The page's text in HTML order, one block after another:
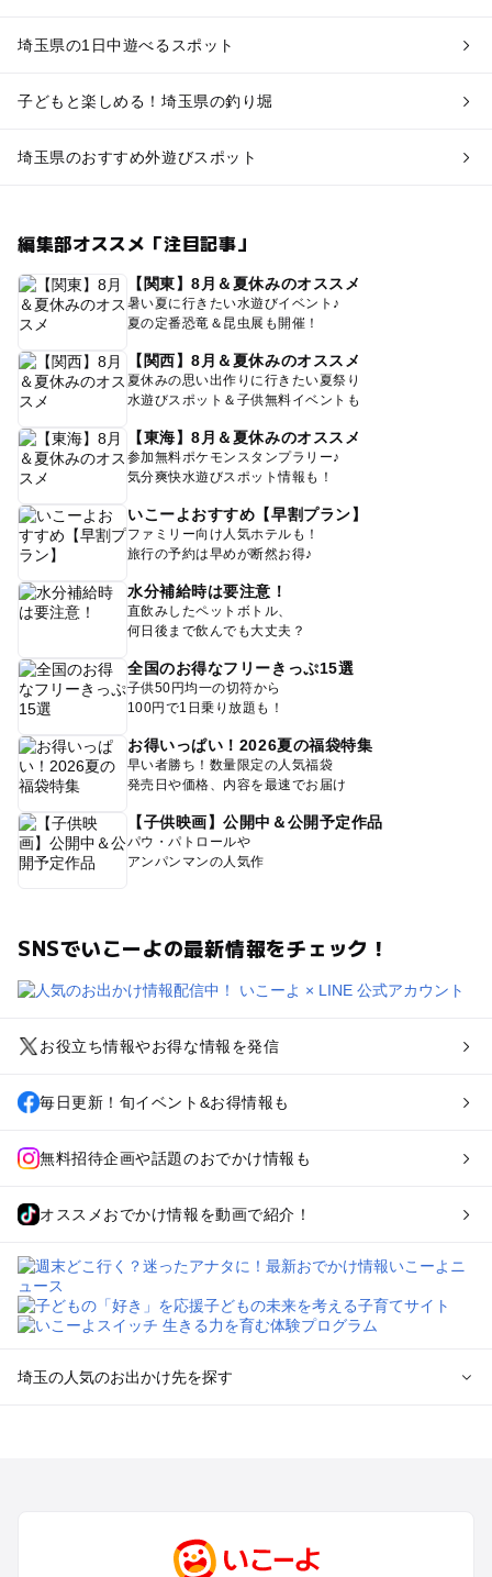
埼玉県の1日中遊べるスポット
子どもと楽しめる！埼玉県の釣り堀
埼玉県のおすすめ外遊びスポット
編集部オススメ「注目記事」
【関東】8月＆夏休みのオススメ
暑い夏に行きたい水遊びイベント♪
夏の定番恐竜＆昆虫展も開催！
【関西】8月＆夏休みのオススメ
夏休みの思い出作りに行きたい夏祭り
水遊びスポット＆子供無料イベントも
【東海】8月＆夏休みのオススメ
参加無料ポケモンスタンプラリー♪
気分爽快水遊びスポット情報も！
いこーよおすすめ【早割プラン】
ファミリー向け人気ホテルも！
旅行の予約は早めが断然お得♪
水分補給時は要注意！
直飲みしたペットボトル、
何日後まで飲んでも大丈夫？
全国のお得なフリーきっぷ15選
子供50円均一の切符から
100円で1日乗り放題も！
お得いっぱい！2026夏の福袋特集
早い者勝ち！数量限定の人気福袋
発売日や価格、内容を最速でお届け
【子供映画】公開中＆公開予定作品
パウ・パトロールや
アンパンマンの人気作
SNSでいこーよの最新情報をチェック！
お役立ち情報やお得な情報を発信
毎日更新！旬イベント&お得情報も
無料招待企画や話題のおでかけ情報も
オススメおでかけ情報を動画で紹介！
埼玉の人気のお出かけ先を探す
秩父・長瀞のプールお出かけ